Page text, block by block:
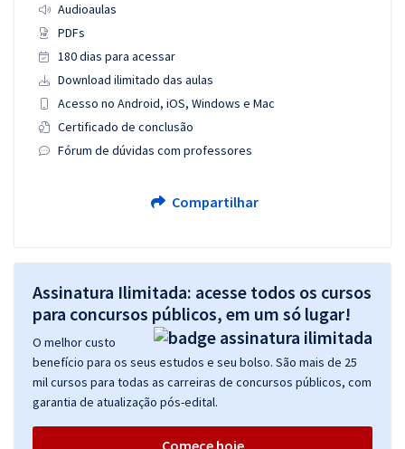
Audioaulas
PDFs
180 dias para acessar
Download ilimitado das aulas
Acesso no Android, iOS, Windows e Mac
Certificado de conclusão
Fórum de dúvidas com professores
Compartilhar
Assinatura Ilimitada: acesse todos os cursos
para concursos públicos, em um só lugar!
O melhor custo
benefício para os seus estudos e seu bolso. São mais de 25
mil cursos para todas as carreiras de concursos públicos, com
garantia de atualização pós-edital.
Comece hoje